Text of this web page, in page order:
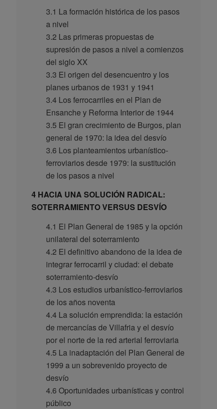
3.1 La formación histórica de los pasos
a nivel
3.2 Las primeras propuestas de
supresión de pasos a nivel a comienzos
del siglo XX
3.3 El origen del desencuentro y los
planes urbanos de 1931 y 1941
3.4 Los ferrocarriles en el Plan de
Ensanche y Reforma Interior de 1944
3.5 El gran crecimiento de Burgos, plan
general de 1970: la idea del desvío
3.6 Los planteamientos urbanístico-
ferroviarios desde 1979: la sustitución
de los pasos a nivel
4 HACIA UNA SOLUCIÓN RADICAL:
SOTERRAMIENTO VERSUS DESVÍO
4.1 El Plan General de 1985 y la opción
unilateral del soterramiento
4.2 El definitivo abandono de la idea de
integrar ferrocarril y ciudad: el debate
soterramiento-desvío
4.3 Los estudios urbanístico-ferroviarios
de los años noventa
4.4 La solución emprendida: la estación
de mercancías de Villafria y el desvío
por el norte de la red arterial ferroviaria
4.5 La inadaptación del Plan General de
1999 a un sobrevenido proyecto de
desvío
4.6 Oportunidades urbanísticas y control
público